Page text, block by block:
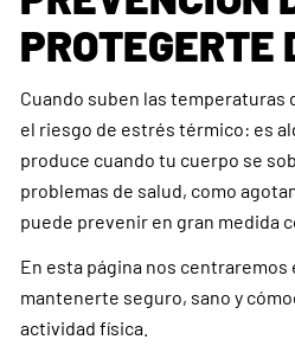
PROTEGERTE
Cuando suben las temperaturas
el riesgo de estrés térmico: es
produce cuando tu cuerpo se
problemas de salud, como
puede prevenir en gran medida
En esta página nos
mantenerte seguro, sano y
actividad física.